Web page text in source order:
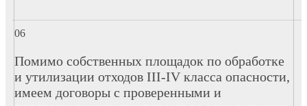
Помимо собственных площадок по обработке
и утилизации отходов III-IV класса опасности,
имеем договоры с проверенными и